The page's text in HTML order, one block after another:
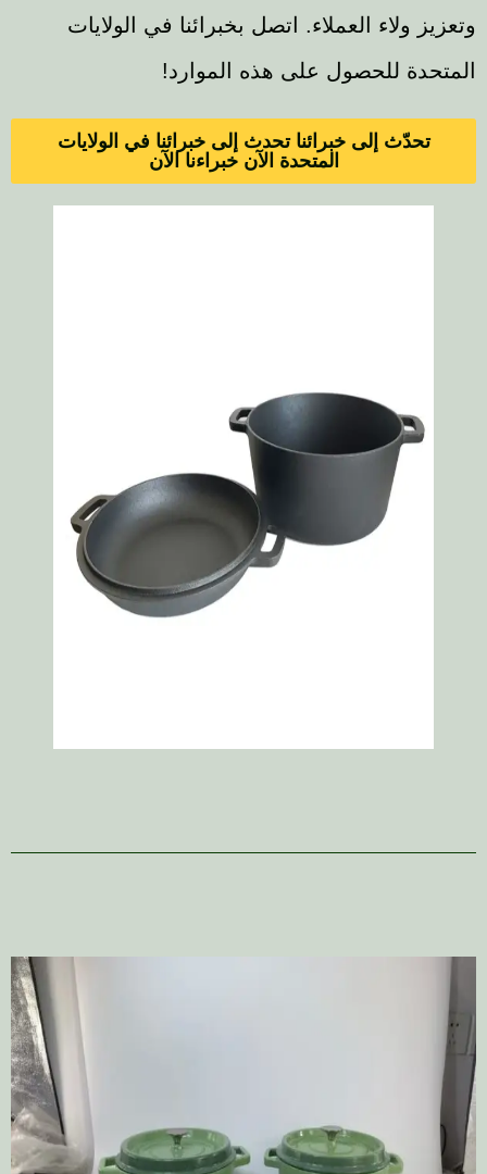
ولاء العملاء. اتصل بخبرائنا في الولايات
للحصول على هذه الموارد!
تحدّث إلى خبرائنا تحدث إلى خبرائنا في الولايات
المتحدة الآن خبراءنا الآن